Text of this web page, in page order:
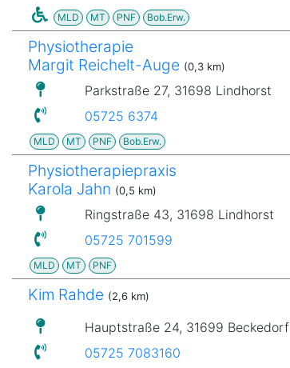
MLD MT PNF Bob.Erw.
Physiotherapie
Margit Reichelt-Auge (0,3 km)
Parkstraße 27, 31698 Lindhorst
05725 6374
MLD MT PNF Bob.Erw.
Physiotherapiepraxis
Karola Jahn (0,5 km)
Ringstraße 43, 31698 Lindhorst
05725 701599
MLD MT PNF
Kim Rahde (2,6 km)
Hauptstraße 24, 31699 Beckedorf
05725 7083160